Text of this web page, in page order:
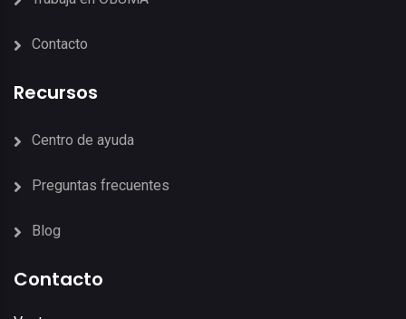
Contacto
Recursos
Centro de ayuda
Preguntas frecuentes
Blog
Contacto